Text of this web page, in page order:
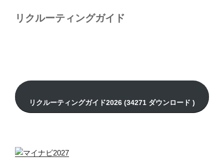
リクルーティングガイド